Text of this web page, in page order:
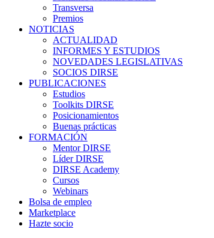
Transversa
Premios
NOTICIAS
ACTUALIDAD
INFORMES Y ESTUDIOS
NOVEDADES LEGISLATIVAS
SOCIOS DIRSE
PUBLICACIONES
Estudios
Toolkits DIRSE
Posicionamientos
Buenas prácticas
FORMACIÓN
Mentor DIRSE
Líder DIRSE
DIRSE Academy
Cursos
Webinars
Bolsa de empleo
Marketplace
Hazte socio